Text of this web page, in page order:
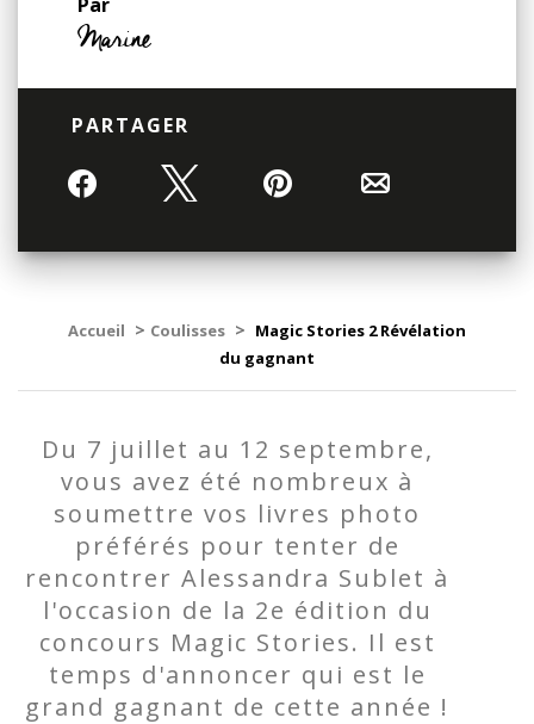
Marine
PARTAGER
Partagez Tweetez Épingle
Accueil > Coulisses > Magic Stories 2 Révélation
du gagnant
Du 7 juillet au 12 septembre,
vous avez été nombreux à
soumettre vos livres photo
préférés pour tenter de
rencontrer Alessandra Sublet à
l'occasion de la 2e édition du
concours Magic Stories. Il est
temps d'annoncer qui est le
grand gagnant de cette année !